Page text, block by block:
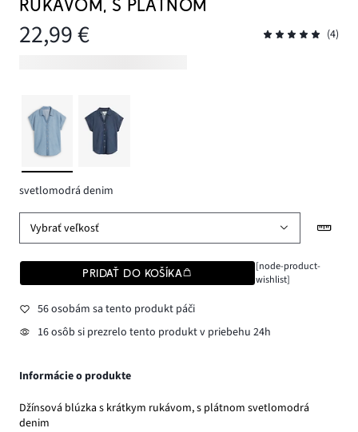
RUKÁVOM, S PLÁTNOM
22,99 € (4)
svetlomodrá denim
Vybrať veľkosť
PRIDAŤ DO KOŠÍKA
[node-product-
wishlist]
56 osobám sa tento produkt páči
16 osôb si prezrelo tento produkt v priebehu 24h
Informácie o produkte
Džínsová blúzka s krátkym rukávom, s plátnom svetlomodrá
denim